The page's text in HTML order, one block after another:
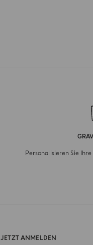
Personalisieren Sie
JETZT ANMELDEN